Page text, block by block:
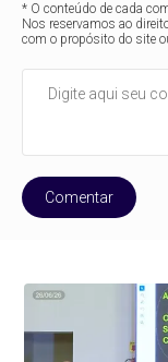
* O conteúdo de cada
Nos reservamos ao
com o propósito do site
Comentar